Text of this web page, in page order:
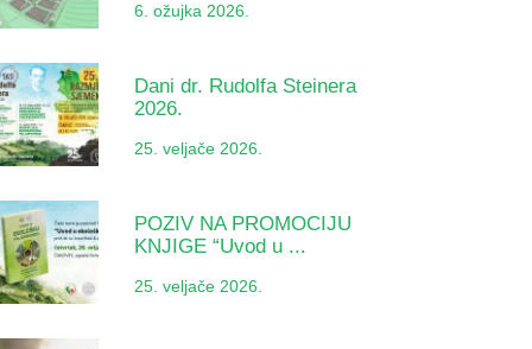
6. ožujka 2026.
Dani dr. Rudolfa Steinera
2026.
25. veljače 2026.
POZIV NA PROMOCIJU
KNJIGE “Uvod u ...
25. veljače 2026.